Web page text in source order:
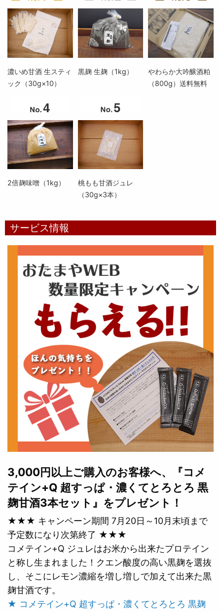
濃いめ甘酒 生スティ
ック（30g×10）
黒麹 生麹（1kg）
やわらか大吟醸酒粕
（800g）送料無料
2倍麹味噌（1kg）
桃もも甘酒ジュレ
（30g×3本）
サービス情報
3,000円以上ご購入のお客様へ、『コメ
テイン+Q 超すっぱ・濃くてとろとろ 黒
麹甘酒3本セット』をプレゼント！
★★★ キャンペーン期間 7月20日～10月末頃まで
予定数になり次第終了 ★★★
コメテイン+Q ジュレはお米から出来たプロテイン
と称し生まれました！クエン酸度の高い黒麹を選抜
し、そこにレモン濃縮を増し増しで加えて出来た黒
麹甘酒です。
★ コメテイン+Q 超すっぱ・濃くてとろとろ 黒麹